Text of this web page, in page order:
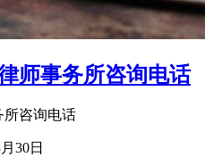
师事务所咨询电话
所咨询电话
30日